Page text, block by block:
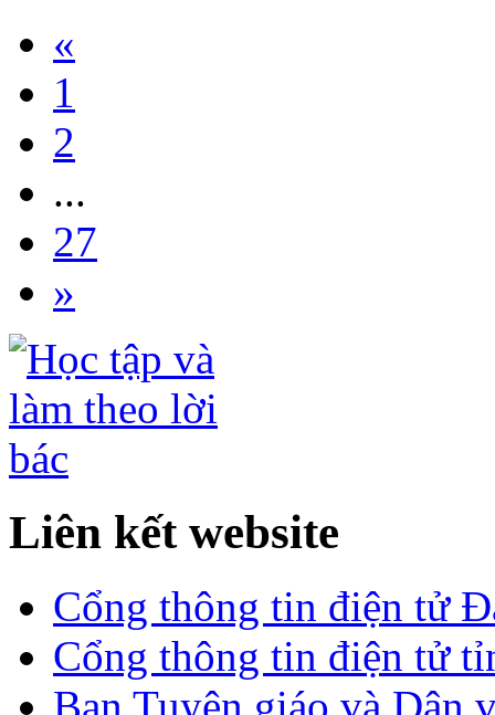
«
1
2
...
27
»
Liên kết website
Cổng thông tin điện tử
Cổng thông tin điện tử
Ban Tuyên giáo và Dân